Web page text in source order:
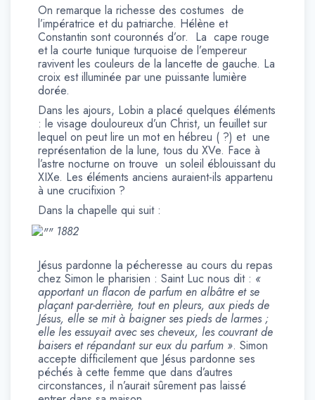
On remarque la richesse des costumes de
l’impératrice et du patriarche. Hélène et
Constantin sont couronnés d’or. La cape rouge
et la courte tunique turquoise de l’empereur
ravivent les couleurs de la lancette de gauche. La
croix est illuminée par une puissante lumière
dorée.
Dans les ajours, Lobin a placé quelques éléments
: le visage douloureux d’un Christ, un feuillet sur
lequel on peut lire un mot en hébreu ( ?) et une
représentation de la lune, tous du XVe. Face à
l’astre nocturne on trouve un soleil éblouissant du
XIXe. Les éléments anciens auraient-ils appartenu
à une crucifixion ?
Dans la chapelle qui suit:
1882
Jésus pardonne la pécheresse au cours du repas
chez Simon le pharisien : Saint Luc nous dit : «
apportant un flacon de parfum en albâtre et se
plaçant par-derrière, tout en pleurs, aux pieds de
Jésus, elle se mit à baigner ses pieds de larmes ;
elle les essuyait avec ses cheveux, les couvrant de
baisers et répandant sur eux du parfum ». Simon
accepte difficilement que Jésus pardonne ses
péchés à cette femme que dans d’autres
circonstances, il n’aurait sûrement pas laissé